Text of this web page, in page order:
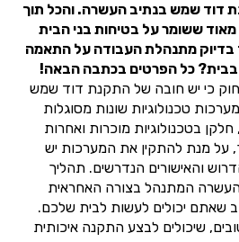
דוד שמש בנתיב העשרה. והכל תוך
ששומר על בטיחות בני הבית
בדיוק מתנהלת העבודה על התאמה
כל הפרטים בכתבה הבאה!
כי יש חובה של התקנת דוד שמש
טכנולוגיות שונות מסוגלות
בטכנולוגיות מוכרות ואחרות
על מנת להתקין את המערכות יש
והאישורים הנדרשים. תהליך
המתנהל בצורה האחראית
שאתם יכולים לעשות לבית שלכם.
שיכולים לבצע התקנה איכותית